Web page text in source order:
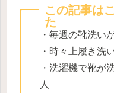
この記事は
た
・毎週の靴洗い
・時々上履き洗
・洗濯機で靴が
人